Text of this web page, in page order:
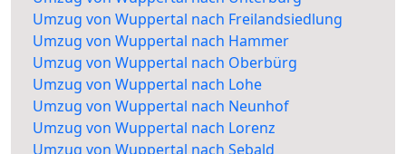
Umzug von Wuppertal nach Freilandsiedlung
Umzug von Wuppertal nach Hammer
Umzug von Wuppertal nach Oberbürg
Umzug von Wuppertal nach Lohe
Umzug von Wuppertal nach Neunhof
Umzug von Wuppertal nach Lorenz
Umzug von Wuppertal nach Sebald